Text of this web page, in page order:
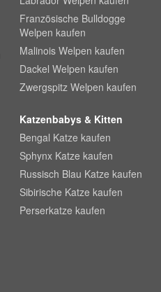
Französische Bulldogge
Welpen kaufen
Malinois Welpen kaufen
Dackel Welpen kaufen
Zwergspitz Welpen kaufen
Katzenbabys & Kitten
Bengal Katze kaufen
Sphynx Katze kaufen
Russisch Blau Katze kaufen
Sibirische Katze kaufen
Perserkatze kaufen